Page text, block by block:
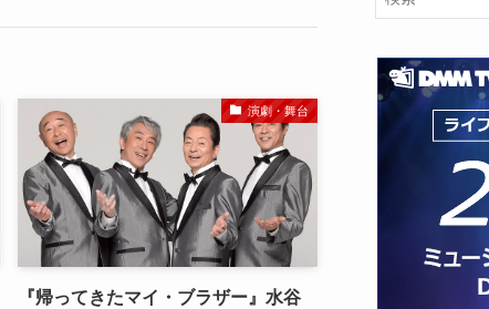
演劇・舞台
『帰ってきたマイ・ブラザー』水谷